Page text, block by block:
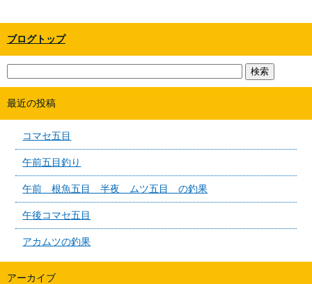
ブログトップ
最近の投稿
コマセ五目
午前五目釣り
午前 根魚五目 半夜 ムツ五目 の釣果
午後コマセ五目
アカムツの釣果
アーカイブ